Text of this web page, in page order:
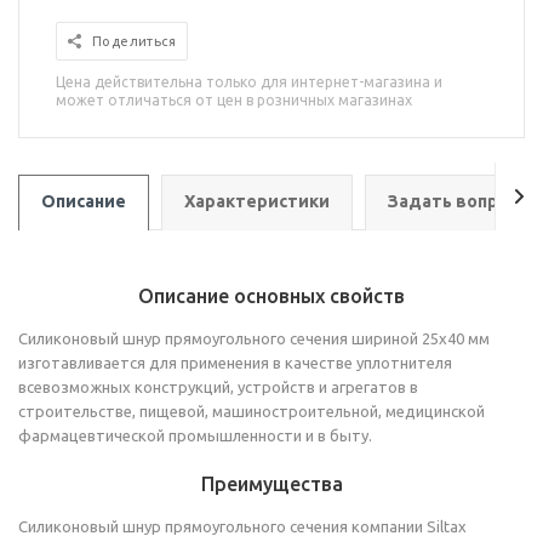
Поделиться
Цена действительна только для интернет-магазина и
может отличаться от цен в розничных магазинах
Описание Характеристики Задать вопрос
Описание основных свойств
Силиконовый шнур прямоугольного сечения шириной 25х40 мм
изготавливается для применения в качестве уплотнителя
всевозможных конструкций, устройств и агрегатов в
строительстве, пищевой, машиностроительной, медицинской
фармацевтической промышленности и в быту.
Преимущества
Силиконовый шнур прямоугольного сечения компании Siltax